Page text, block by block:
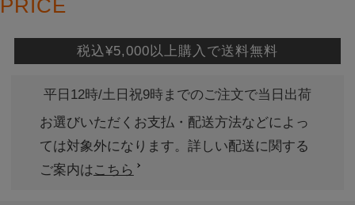
PRICE
税込¥5,000以上購入で送料無料
平日12時/土日祝9時までのご注文で当日出荷
お選びいただくお支払・配送方法などによっ
ては対象外になります。詳しい配送に関する
ご案内はこちら